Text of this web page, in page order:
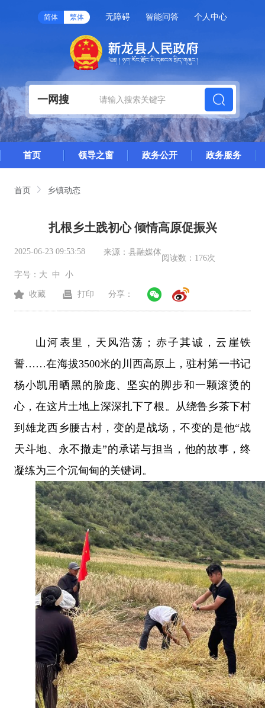
简体 繁体 无障碍 智能问答 个人中心
一网搜
首页 领导之窗 政务公开 政务服务
首页 乡镇动态
扎根乡土践初心 倾情高原促振兴
2025-06-23 09:53:58 来源： 县融媒体
阅读数： 176次
字号： 大 中 小
收藏 打印 分享：
山河表里，天风浩荡；赤子其诚，云崖铁
誓……在海拔3500米的川西高原上，驻村第一书记
杨小凯用晒黑的脸庞、坚实的脚步和一颗滚烫的
心，在这片土地上深深扎下了根。从绕鲁乡茶下村
到雄龙西乡腰古村，变的是战场，不变的是他“战
天斗地、永不撤走”的承诺与担当，他的故事，终
凝练为三个沉甸甸的关键词。